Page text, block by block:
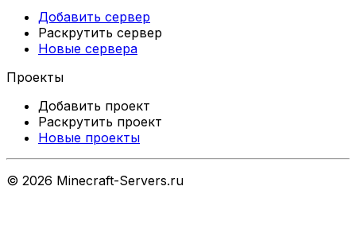
Добавить сервер
Раскрутить сервер
Новые сервера
Проекты
Добавить проект
Раскрутить проект
Новые проекты
© 2026 Minecraft-Servers.ru